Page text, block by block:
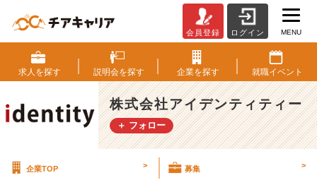
ん
な
で
✌︎
【株
式
会員登録 ログイン MENU
求人を探す 説明会を探す 企業を探す 就職イベント
株式会社アイデンティティー
＋ フォロー
企業TOP > 募集 >